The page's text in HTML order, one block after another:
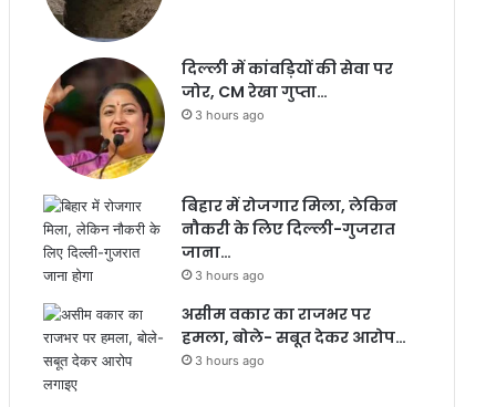
दिल्ली में कांवड़ियों की सेवा पर
जोर, CM रेखा गुप्ता…
3 hours ago
बिहार में रोजगार मिला, लेकिन
नौकरी के लिए दिल्ली-गुजरात
जाना…
3 hours ago
असीम वकार का राजभर पर
हमला, बोले- सबूत देकर आरोप…
3 hours ago